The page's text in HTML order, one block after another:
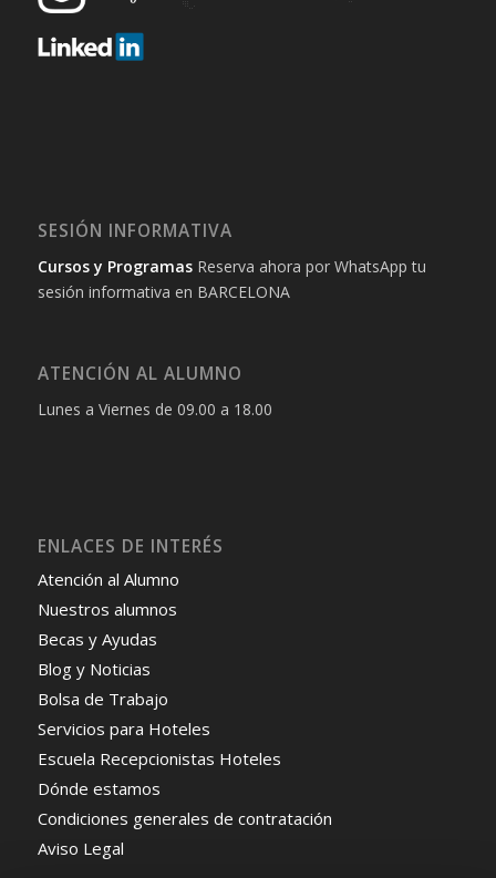
SESIÓN INFORMATIVA
Cursos y ProgramasReserva ahora por WhatsApp tu
sesión informativa en BARCELONA
ATENCIÓN AL ALUMNO
Lunes a Viernes de 09.00 a 18.00
ENLACES DE INTERÉS
Atención al Alumno
Nuestros alumnos
Becas y Ayudas
Blog y Noticias
Bolsa de Trabajo
Servicios para Hoteles
Escuela Recepcionistas Hoteles
Dónde estamos
Condiciones generales de contratación
Aviso Legal